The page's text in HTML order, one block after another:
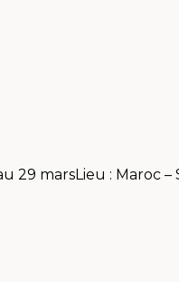
29 marsLieu : Maroc